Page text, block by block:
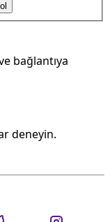
bağlantıya
deneyin.